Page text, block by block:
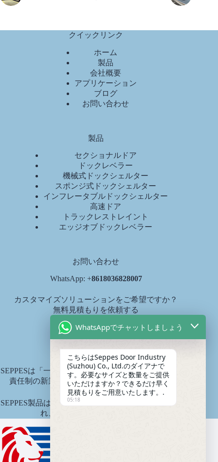
クイックリンク
ホーム
製品
会社概要
アプリケーション
ブログ
お問い合わせ
製品
セクショナルドア
ドックレベラー
機械式ドックシェルター
スポンジ式ドックシェルター
インフレータブルドックシェルター
高速ドア
トラックレストレイント
エッジオブドックレベラー
お問い合わせ
WhatsApp: +8618036828007
カスタマイズソリューションをご希望ですか？
無料見積もりを依頼する
diana@seppes.com.cn
SEPPESサービス
SEPPESは「一戸一庭、生涯サービス」という製品生涯
責任制の新業界サービス基準を実施しています。.
SEPPES製品は中国平安財産保険会社により保険引受さ
れ、保険金額は1500万元です。.
WhatsAppでチャットしましょう
こちらはSeppes Door Industry
(Suzhou) Co., Ltd.のダイアナで
す。必要なサイズと数量をご提供
いただけますか？できるだけ早く
見積もりをご用意いたします。.
05:18